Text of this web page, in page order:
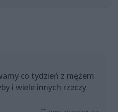
co tydzień z mężem
i wiele innych rzeczy